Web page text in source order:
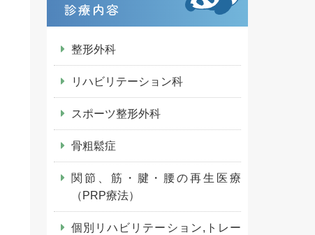
診療内容
整形外科
リハビリテーション科
スポーツ整形外科
骨粗鬆症
関節、筋・腱・腰の再生医療
（PRP療法）
個別リハビリテーション,トレー